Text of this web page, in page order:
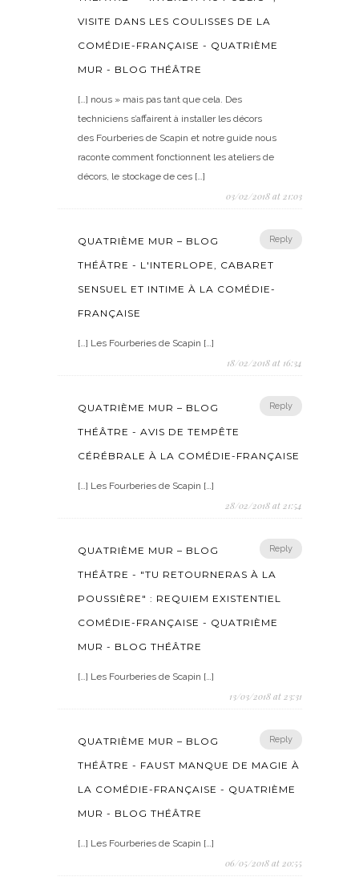
VISITE DANS LES COULISSES DE LA
COMÉDIE-FRANÇAISE - QUATRIÈME
MUR - BLOG THÉÂTRE
[…] nous » mais pas tant que cela. Des
techniciens s’affairent à installer les décors
des Fourberies de Scapin et notre guide nous
raconte comment fonctionnent les ateliers de
décors, le stockage de ces […]
03/02/2018 at 21:03
Reply
QUATRIÈME MUR – BLOG
THÉÂTRE - L'INTERLOPE, CABARET
SENSUEL ET INTIME À LA COMÉDIE-
FRANÇAISE
[…] Les Fourberies de Scapin […]
18/02/2018 at 16:34
Reply
QUATRIÈME MUR – BLOG
THÉÂTRE - AVIS DE TEMPÊTE
CÉRÉBRALE À LA COMÉDIE-FRANÇAISE
[…] Les Fourberies de Scapin […]
28/02/2018 at 21:54
Reply
QUATRIÈME MUR – BLOG
THÉÂTRE - "TU RETOURNERAS À LA
POUSSIÈRE" : REQUIEM EXISTENTIEL
COMÉDIE-FRANÇAISE - QUATRIÈME
MUR - BLOG THÉÂTRE
[…] Les Fourberies de Scapin […]
13/03/2018 at 23:31
Reply
QUATRIÈME MUR – BLOG
THÉÂTRE - FAUST MANQUE DE MAGIE À
LA COMÉDIE-FRANÇAISE - QUATRIÈME
MUR - BLOG THÉÂTRE
[…] Les Fourberies de Scapin […]
06/05/2018 at 20:55